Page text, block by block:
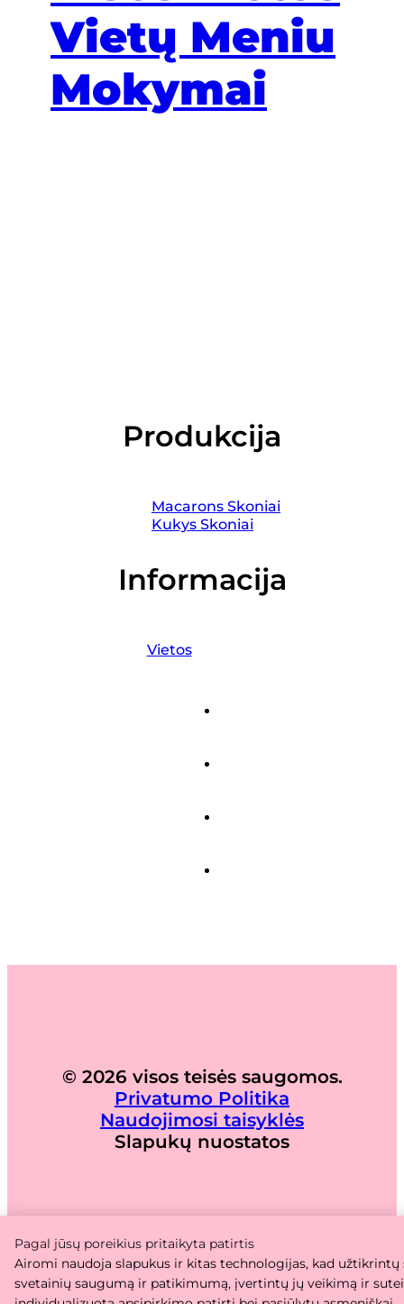
Vietų Meniu
Mokymai
Produkcija
Macarons Skoniai
Kukys Skoniai
Informacija
Vietos
© 2026 visos teisės saugomos.
Privatumo Politika
Naudojimosi taisyklės
Slapukų nuostatos
Pagal jūsų poreikius pritaikyta patirtis
Airomi naudoja slapukus ir kitas technologijas, kad užtikrintų
svetainių saugumą ir patikimumą, įvertintų jų veikimą ir